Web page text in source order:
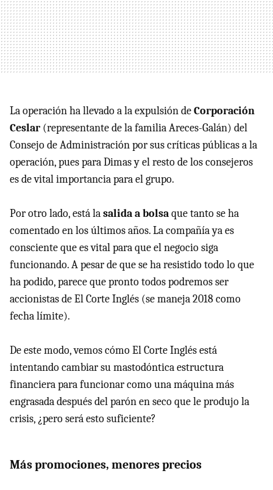
La operación ha llevado a la expulsión deCorporación
Ceslar (representante de la familia Areces-Galán) del
Consejo de Administración por sus críticas públicas a la
operación, pues para Dimas y el resto de los consejeros
es de vital importancia para el grupo.
Por otro lado, está lasalida a bolsaque tanto se ha
comentado en los últimos años. La compañía ya es
consciente que es vital para que el negocio siga
funcionando. A pesar de que se ha resistido todo lo que
ha podido, parece que pronto todos podremos ser
accionistas de El Corte Inglés (se maneja 2018 como
fecha límite).
De este modo, vemos cómo El Corte Inglés está
intentando cambiar su mastodóntica estructura
financiera para funcionar como una máquina más
engrasada después del parón en seco que le produjo la
crisis, ¿pero será esto suficiente?
Más promociones, menores precios